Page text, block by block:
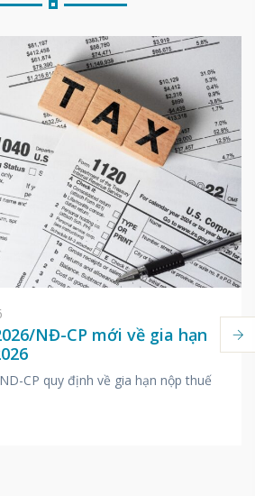
NĐ-CP mới về gia hạn
CP quy định về gia hạn nộp thuế